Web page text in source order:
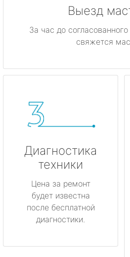
Выезд
За час до
свяжется
Диагностика
техники
Цена за ремонт
будет известна
после бесплатной
диагностики.